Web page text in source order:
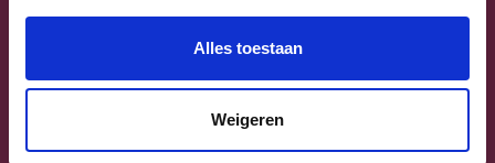
Alles toestaan
Weigeren
Sammy Mahdi
alle kandidaten